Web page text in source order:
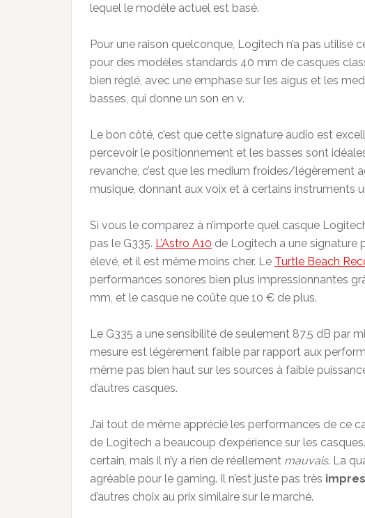
lequel le modèle actuel est basé.
Pour une raison quelconque, Logitech n’a pas
pour des modèles standards 40 mm de casques
bien réglé, avec une emphase sur les aigus et les
basses, qui donne un son en v.
Le bon côté, c’est que cette signature audio est
percevoir le positionnement et les basses sont
revanche, c’est que les medium froides/légèrement
musique, donnant aux voix et à certains instruments
Si vous le comparez à n’importe quel casque
pas le G335. L’Astro A10 de Logitech a une signature
élevé, et il est même moins cher. Le Turtle Beach
performances sonores bien plus impressionnantes
mm, et le casque ne coûte que 10 € de plus.
Le G335 a une sensibilité de seulement 87,5 dB par
mesure est légèrement faible par rapport aux
même pas bien haut sur les sources à faible
d’autres casques.
J’ai tout de même apprécié les performances de ce
de Logitech a beaucoup d’expérience sur les
certain, mais il n’y a rien de réellement mauvais. La
agréable pour le gaming. Il n’est juste pas très
d’autres choix au prix similaire sur le marché.